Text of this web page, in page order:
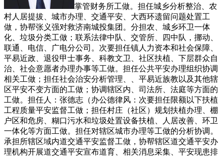
掌管财务所工做。担任城乡分析整治、农
村人居提拔、城市办理、交通平安、大西环遗留问题处置工
做，协帮张义强对救济南城投集团。分担农、城乡环卫一体
化、垃圾分类工做；联系法律中队、交管所、四中队，挪动、
联通、电信、广电分公司。次要担任镇人力资本和社会保障、
平易近政、退役甲士事务、科教文卫、社区扶植、下层群众自
治、社会意愿者办理办事等工做。担任公共平安办理组织协调
相关工做；担任社会治安分析管理、、平易近族教以及其他辖
区平安不变方面的工做；协调辖区内、司法所、法庭等方面的
工做。担任人：张德志（办公德律风：次要担任限额以下扶植
工程质量平安监督工做；担任村庄（社区）规划扶植办理、棚
户区和危房、糊口污水和垃圾处置设备扶植、人居改善、环卫
一体化等方面工做。担任对辖区城市办理等工做的分析协调。
承担所辖区域内道交通平安监督工做，协帮辖区道交通平安办
理机构开展道交通平安宣布道育、相关消息采集、平安现患排